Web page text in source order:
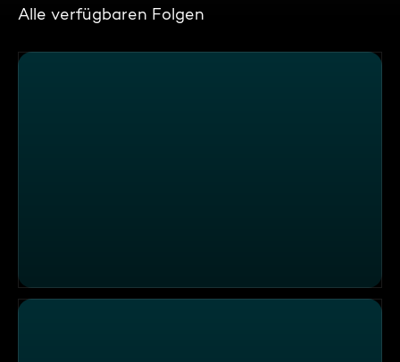
Alle verfügbaren Folgen
Skandal am Festtisch im Restaurant "Wirtskultur"